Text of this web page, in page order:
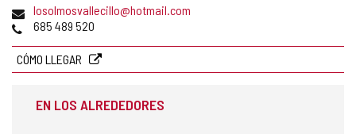
Dirección
de
electrónico
losolmosvallecillo@hotmail.com
Teléfonos
685 489 520
CÓMO LLEGAR
EN LOS ALREDEDORES